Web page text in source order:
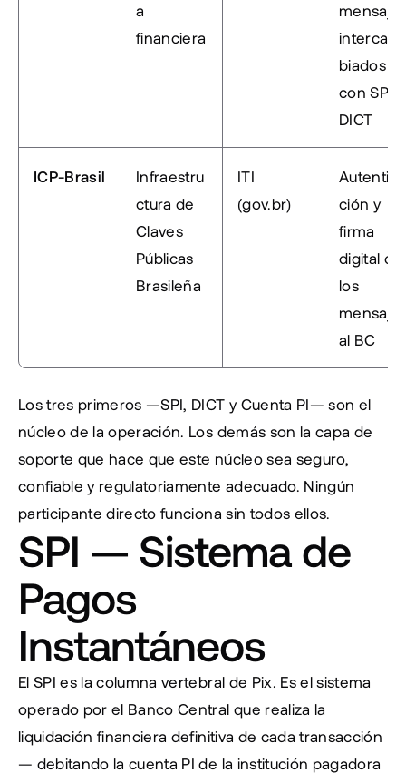
a
financiera
intercam
biados
con SPI y
DICT
ICP-Brasil
Infraestru
ctura de
Claves
Públicas
Brasileña
ITI
(gov.br)
Autentica
ción y
firma
digital de
los
al BC
Los tres primeros —SPI, DICT y Cuenta PI— son el
núcleo de la operación. Los demás son la capa de
soporte que hace que este núcleo sea seguro,
confiable y regulatoriamente adecuado. Ningún
participante directo funciona sin todos ellos.
SPI — Sistema de
Pagos
Instantáneos
El SPI es la columna vertebral de Pix. Es el sistema
operado por el Banco Central que realiza la
liquidación financiera definitiva de cada transacción
— debitando la cuenta PI de la institución pagadora